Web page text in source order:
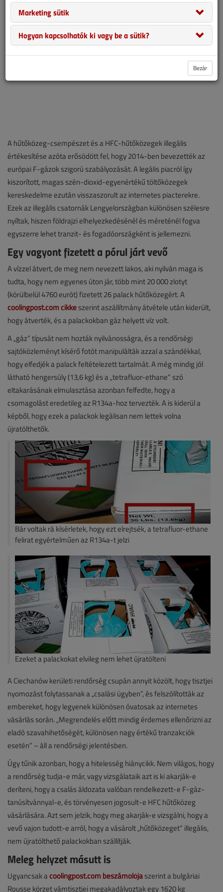
A hűtőközeg-csempészet és a HFC-hűtőközegek illegális
értékesítése azóta erősödött fel, hogy 2014-ben bevezették az
európai F-gázok szigorú szabályozását. A legális piacról így
kiszorított, magas szén-dioxid-egyenértékű töltőközegek
kereskedelme ezután visszaszorult az internetes piacterekre.
Ezek az illegális csatornák Lengyelországban különösen szélesre
nyíltak, hiszen földrajzi elhelyezkedésénél és méreténél fogva
egyszerre lehet tranzit- és fogadóországként is jellemezni.
Egy vagyont fizetett a pórul járt vevő
A vízzel átvert, de meg nem nevezett lakos, aki nyilván maga is
tudta, hogy nem egyenes úton jár, több mint 20 000 zlotyt
(körülbelül 4760 eurót) fizetett 26 palack hűtőközegért. A
coolingpost.com cikkeszerint aszállítmány átvétele után kiderült,
hogy átverték, és a palackokban gáz helyett víz volt.
A „gáz” típusát nem hozták nyilvánosságra, és a rendőrségi
sajtóközleményt kísérő fotót manipulálták azzal a szándékkal,
hogy elfedjék a palack feltételezett tartalmát. A még mindig jól
látható hengersúly (13,6 kg) és a „tetrafluor-ethane” szó
eltakarásának elmulasztása azonban felfedte, hogy a
csomagolást eredetileg az R134a-hoz tervezték. A is kiderül a
képből, hogy ezek a palackok legálisan nem lettek volna
újratölthetők.
Bár voltak rá kísérletek, hogy ezt elrejtsék, a tetrafluor-ethane
felirat egyértelműen az R134a-t jelzi
Ezeket a palackokat elvileg nem lehet újratölteni
A Ciechanów kerületi rendőrség csupán annyit közölt, hogy tisztjei
nyomozást folytassanak a „csalási ügyben”, és felszólították az
embereket, hogy legyenek különösen óvatosak az internetes
vásárlás során. „Megrendelés előtt mindig érdemes ellenőrizni az
eladó szavahihetőségét, különösen nagy értékű tranzakciók
esetén” – áll a rendőrségi jelentésben.
Úgy tűnik azonban, hogy a hitelesség hiánycikk. Nem világos, hogy
a rendőrség tudja-e már, vagy vizsgálataik azt is ki akarják-e
deríteni, hogy a csalás áldozata valóban rendelkezett-e F-gáz-
tanúsítvánnyal-e, és törvényesen jogosult-e HFC hűtőközeg
vásárlására. Azt sem jelzik, hogy meg akarják-e vizsgálni, hogy a
vevő vajon tudott-e arról, hogy a vásárolt „hűtőközeget” illegális,
nem újratölthető palackokban szállítják.
Meleg helyzet másutt is
Ugyancsak acoolingpost.com beszámolójaszerint a bulgáriai
Rousse körzet vámtisztjei megakadályoztak egy 1620 kg
Marketing sütik
Hogyan kapcsolhatók ki vagy be a sütik?
Bezár